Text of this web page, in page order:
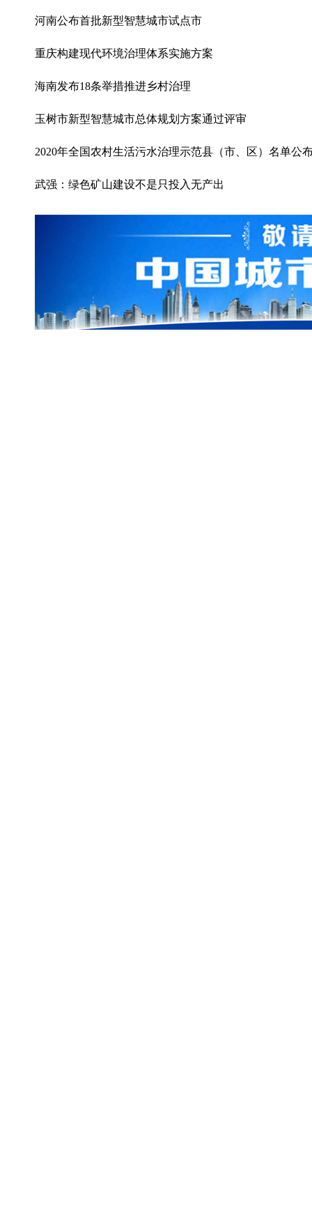
河南公布首批新型智慧城市试点市
重庆构建现代环境治理体系实施方案
海南发布18条举措推进乡村治理
玉树市新型智慧城市总体规划方案通过评审
2020年全国农村生活污水治理示范县（市、区）名单公
武强：绿色矿山建设不是只投入无产出